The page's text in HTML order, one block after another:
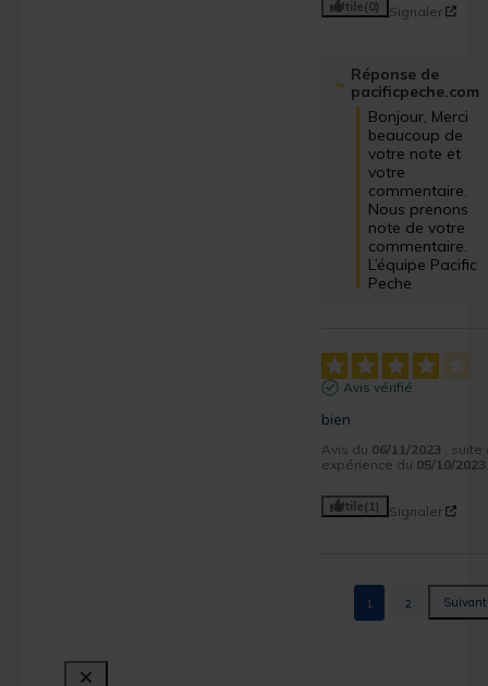
Utile(0) Signaler
Réponse de
pacificpeche.com
Bonjour, Merci
beaucoup de
votre note et
votre
commentaire.
Nous prenons
note de votre
commentaire.
L’équipe Pacific
Peche
Avis vérifié
bien
Avis du 06/11/2023
,
expérience du 05/10/2023
Utile(1) Signaler
1 2